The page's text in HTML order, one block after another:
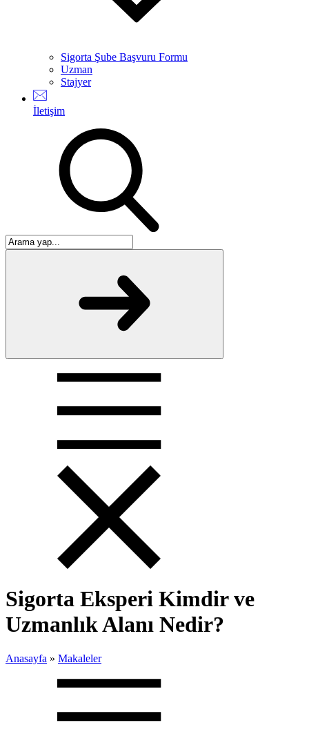
Sigorta Şube Başvuru Formu
Uzman
Stajyer
İletişim
Sigorta Eksperi Kimdir ve
Uzmanlık Alanı Nedir?
Anasayfa » Makaleler